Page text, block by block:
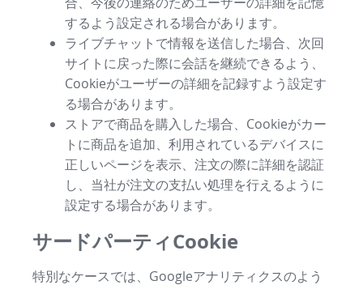
するよう設定される場合があります。
ライブチャットで情報を送信した場合、次回
サイトに戻った際に会話を継続できるよう、
Cookieがユーザーの詳細を記録すよう設定す
る場合があります。
ストアで商品を購入した場合、Cookieがカー
トに商品を追加、利用されているデバイスに
正しいページを表示、注文の際に詳細を認証
し、当社が注文の支払い処理を行えるように
設定する場合があります。
サードパーティCookie
特別なケースでは、Googleアナリティクスのよう